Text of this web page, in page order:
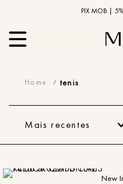
PIX MOB |
10% OFF na primeira
tenis tenis
Mais recentes
New